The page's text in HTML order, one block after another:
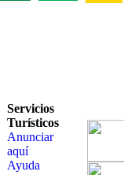
Servicios
Turísticos
Anunciar
aquí
Ayuda